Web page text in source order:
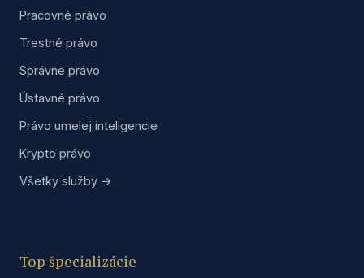
Pracovné právo
Trestné právo
Správne právo
Ústavné právo
Právo umelej inteligencie
Krypto právo
Všetky služby →
Top špecializácie